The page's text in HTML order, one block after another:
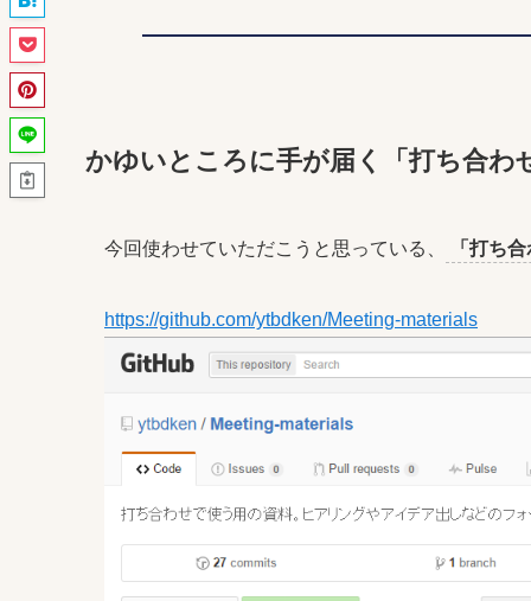
かゆいところに手が届く「打ち合わ
今回使わせていただこうと思っている、 「打ち
https://github.com/ytbdken/Meeting-materials